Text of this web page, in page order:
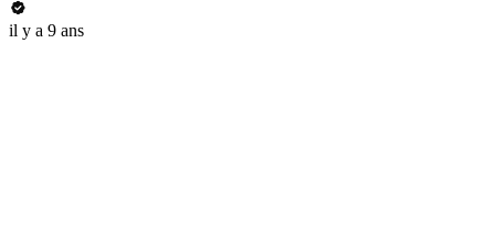
il y a 9 ans